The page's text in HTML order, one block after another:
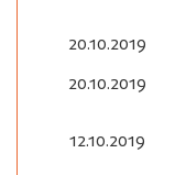
20.10.2019
20.10.2019
12.10.2019